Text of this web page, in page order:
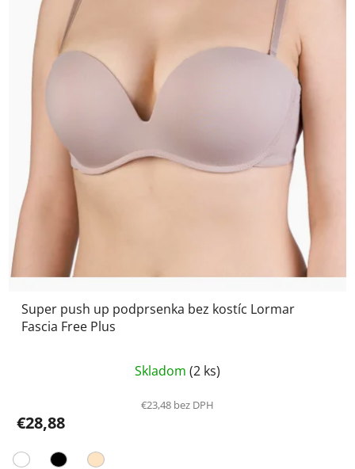
Super push up podprsenka bez kostíc Lormar
Fascia Free Plus
hodnotenie
produktu
Skladom (2 ks)
€23,48 bez DPH
€28,88